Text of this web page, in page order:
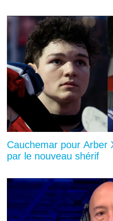
Cauchemar pour Arber
par le nouveau shérif